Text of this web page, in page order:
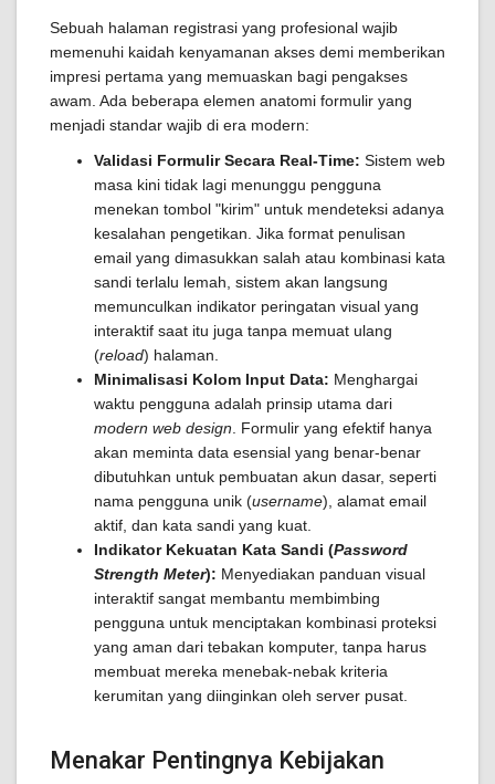
Sebuah halaman registrasi yang profesional wajib
memenuhi kaidah kenyamanan akses demi memberikan
impresi pertama yang memuaskan bagi pengakses
awam. Ada beberapa elemen anatomi formulir yang
menjadi standar wajib di era modern:
Validasi Formulir Secara Real-Time: Sistem web
masa kini tidak lagi menunggu pengguna
menekan tombol "kirim" untuk mendeteksi adanya
kesalahan pengetikan. Jika format penulisan
email yang dimasukkan salah atau kombinasi kata
sandi terlalu lemah, sistem akan langsung
memunculkan indikator peringatan visual yang
interaktif saat itu juga tanpa memuat ulang
(reload) halaman.
Minimalisasi Kolom Input Data: Menghargai
waktu pengguna adalah prinsip utama dari
modern web design . Formulir yang efektif hanya
akan meminta data esensial yang benar-benar
dibutuhkan untuk pembuatan akun dasar, seperti
nama pengguna unik (username), alamat email
aktif, dan kata sandi yang kuat.
Indikator Kekuatan Kata Sandi (Password
Strength Meter): Menyediakan panduan visual
interaktif sangat membantu membimbing
pengguna untuk menciptakan kombinasi proteksi
yang aman dari tebakan komputer, tanpa harus
membuat mereka menebak-nebak kriteria
kerumitan yang diinginkan oleh server pusat.
Menakar Pentingnya Kebijakan